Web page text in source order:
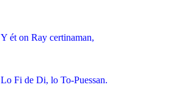
Y ét on Ray certinaman,
Lo Fi de Di, lo To-Puessan.